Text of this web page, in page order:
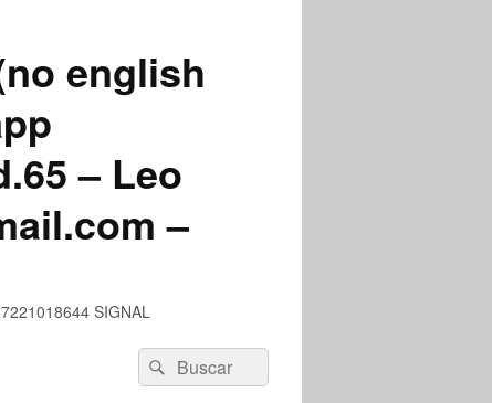
english
– Leo
–
SIGNAL
Buscar
por:
Buscar